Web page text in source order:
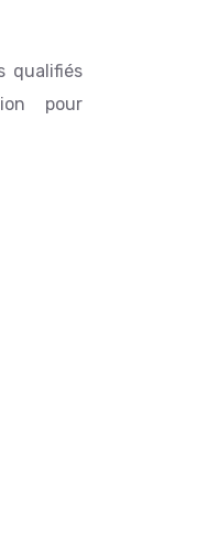
qualifiés
pour